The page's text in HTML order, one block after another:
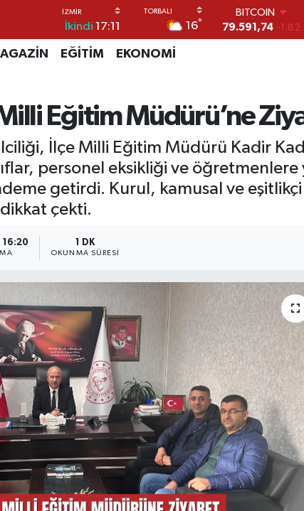
İkindi 17:11 16°
DOLAR
45,43620 0.02
EURO
6862,09000 0.19
14.598,00 0
BITCOIN
79.591,74 -1.82
EĞİTİM EKONOMİ
Eğitim Müdürü’ne
İlçe Milli Eğitim Müdürü Kadir
personel eksikliği ve öğretmenlere
getirdi. Kurul, kamusal ve
çekti.
16:20 1 DK
OKUNMA SÜRESI